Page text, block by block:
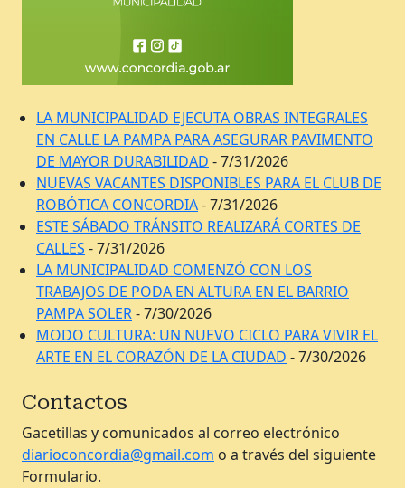
LA MUNICIPALIDAD EJECUTA OBRAS INTEGRALES
EN CALLE LA PAMPA PARA ASEGURAR PAVIMENTO
DE MAYOR DURABILIDAD - 7/31/2026
NUEVAS VACANTES DISPONIBLES PARA EL CLUB DE
ROBÓTICA CONCORDIA- 7/31/2026
ESTE SÁBADO TRÁNSITO REALIZARÁ CORTES DE
CALLES - 7/31/2026
LA MUNICIPALIDAD COMENZÓ CON LOS
TRABAJOS DE PODA EN ALTURA EN EL BARRIO
PAMPA SOLER- 7/30/2026
MODO CULTURA: UN NUEVO CICLO PARA VIVIR EL
ARTE EN EL CORAZÓN DE LA CIUDAD - 7/30/2026
Contactos
Gacetillas y comunicados al correo electrónico
diarioconcordia@gmail.com o a través del siguiente
Formulario.